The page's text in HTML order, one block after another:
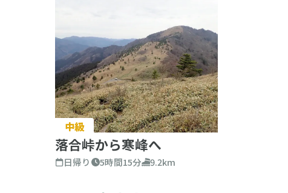
中級
落合峠から寒峰へ
日帰り 5時間15分 9.2km